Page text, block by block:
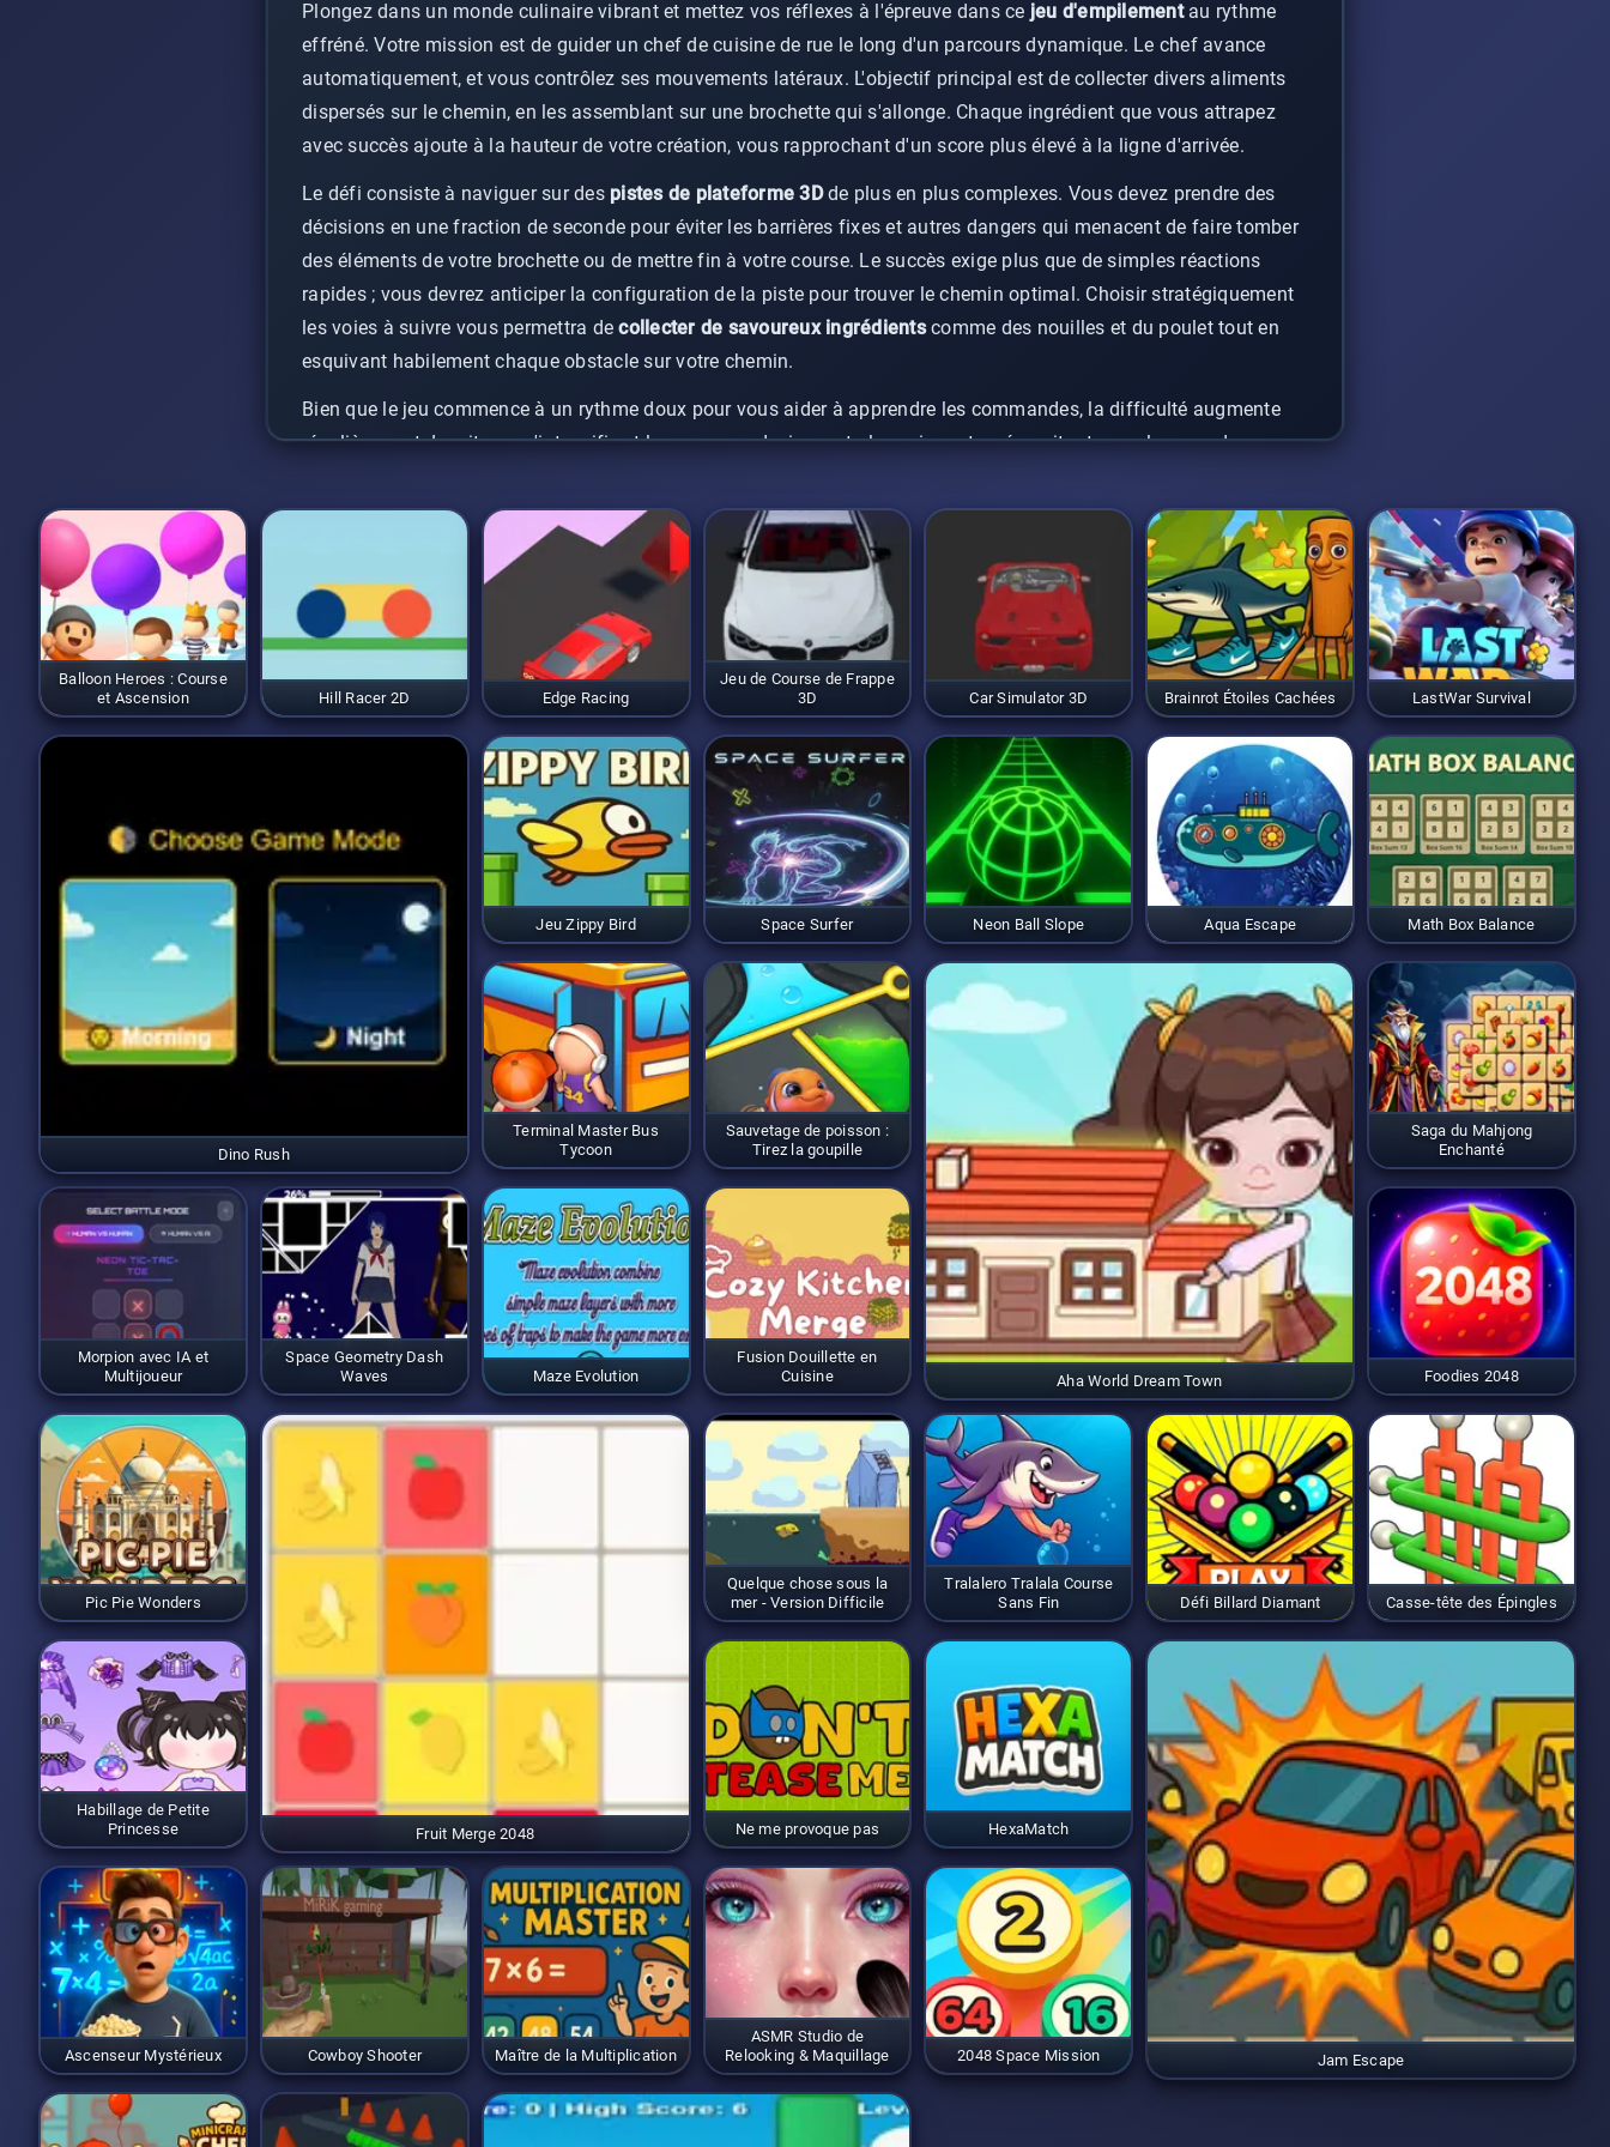
Plongez dans un monde culinaire vibrant et mettez vos réflexes à l'épreuve dans ce jeu d'empilementau rythme
effréné. Votre mission est de guider un chef de cuisine de rue le long d'un parcours dynamique. Le chef avance
automatiquement, et vous contrôlez ses mouvements latéraux. L'objectif principal est de collecter divers aliments
dispersés sur le chemin, en les assemblant sur une brochette qui s'allonge. Chaque ingrédient que vous attrapez
avec succès ajoute à la hauteur de votre création, vous rapprochant d'un score plus élevé à la ligne d'arrivée.
Le défi consiste à naviguer sur des pistes de plateforme 3Dde plus en plus complexes. Vous devez prendre des
décisions en une fraction de seconde pour éviter les barrières fixes et autres dangers qui menacent de faire tomber
des éléments de votre brochette ou de mettre fin à votre course. Le succès exige plus que de simples réactions
rapides ; vous devrez anticiper la configuration de la piste pour trouver le chemin optimal. Choisir stratégiquement
les voies à suivre vous permettra decollecter de savoureux ingrédientscomme des nouilles et du poulet tout en
esquivant habilement chaque obstacle sur votre chemin.
Bien que le jeu commence à un rythme doux pour vous aider à apprendre les commandes, la difficulté augmente
régulièrement. La vitesse s'intensifie et les parcours deviennent plus exigeants, nécessitant une plus grande
réaliser une course parfaite et construire la brochette de malatang la plus impressionnante imaginable.
Balloon Heroes : Course
et Ascension
Hill Racer 2D Edge Racing
Jeu de Course de Frappe
3D
Car Simulator 3D Brainrot Étoiles Cachées LastWar Survival
Dino Rush
Jeu Zippy Bird Space Surfer Neon Ball Slope Aqua Escape Math Box Balance
Terminal Master Bus
Tycoon
Sauvetage de poisson :
Tirez la goupille
Aha World Dream Town
Saga du Mahjong
Enchanté
Morpion avec IA et
Multijoueur
Space Geometry Dash
Waves
Maze Evolution
Fusion Douillette en
Cuisine
Foodies 2048
Pic Pie Wonders
Fruit Merge 2048
Quelque chose sous la
mer - Version Difficile
Tralalero Tralala Course
Sans Fin
Défi Billard Diamant Casse-tête des Épingles
Habillage de Petite
Princesse
Ne me provoque pas HexaMatch
Jam Escape
Ascenseur Mystérieux Cowboy Shooter Maître de la Multiplication
ASMR Studio de
Relooking & Maquillage
2048 Space Mission